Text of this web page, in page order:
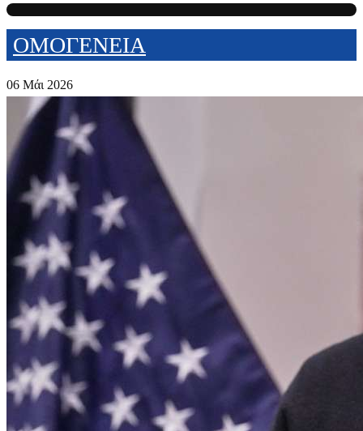
ΟΜΟΓΕΝΕΙΑ
06 Μάι 2026